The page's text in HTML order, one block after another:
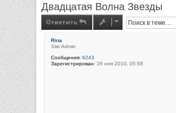
Двадцатая Волна Звезды
Ответить
Rina
Site Admin
Сообщения: 6243
Зарегистрирован: 26 ноя 2010, 05:58